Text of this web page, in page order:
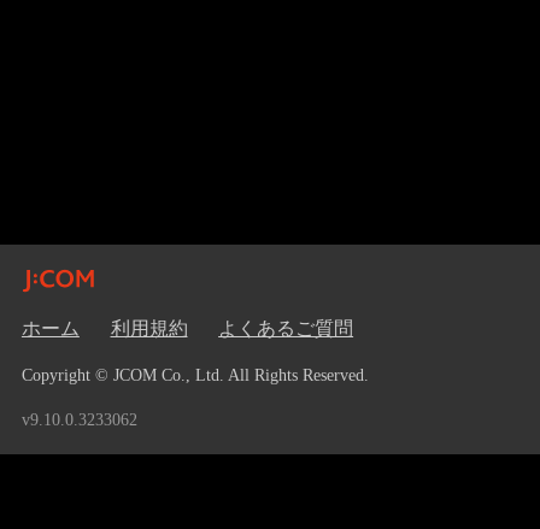
ホーム 利用規約 よくあるご質問
Copyright © JCOM Co., Ltd. All Rights Reserved.
v9.10.0.3233062